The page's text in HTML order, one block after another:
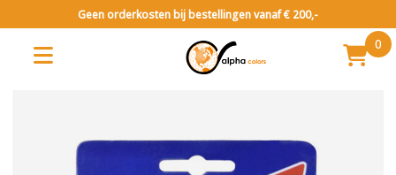
Geen orderkosten bij bestellingen vanaf € 200,-
0